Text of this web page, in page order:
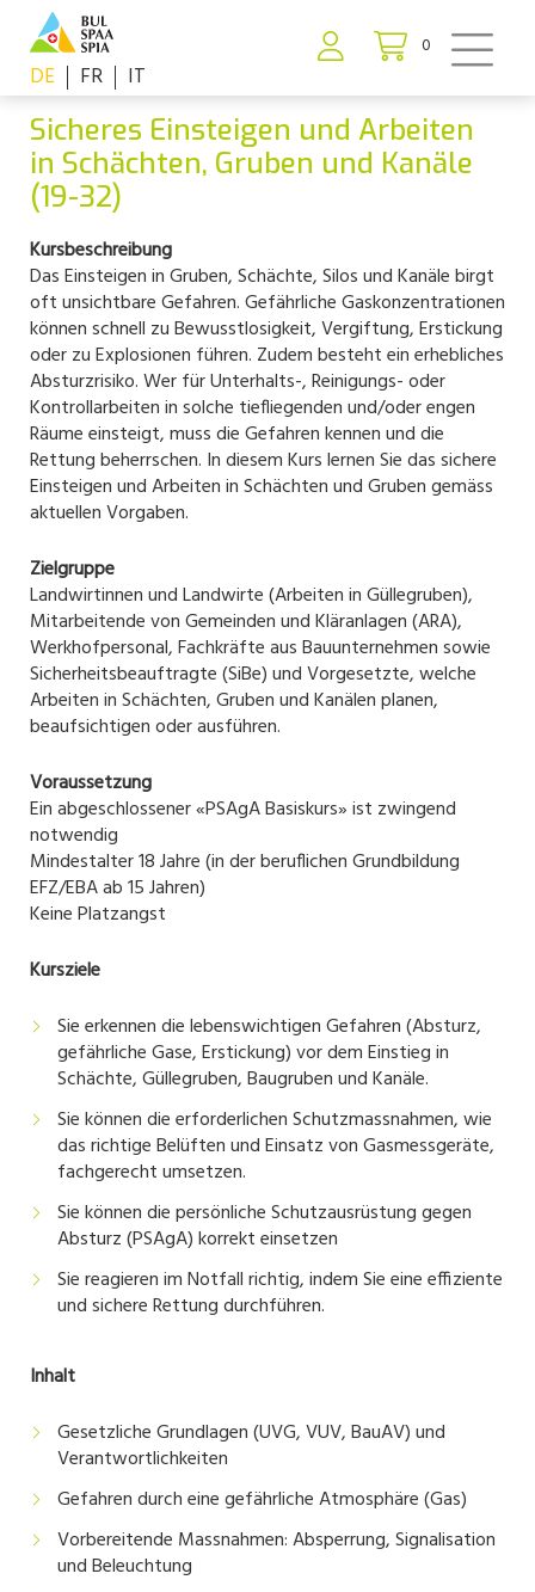
0
DE FR IT
Sicheres Einsteigen und Arbeiten
in Schächten, Gruben und Kanäle
(19-32)
Kursbeschreibung
Das Einsteigen in Gruben, Schächte, Silos und Kanäle birgt
oft unsichtbare Gefahren. Gefährliche Gaskonzentrationen
können schnell zu Bewusstlosigkeit, Vergiftung, Erstickung
oder zu Explosionen führen. Zudem besteht ein erhebliches
Absturzrisiko. Wer für Unterhalts-, Reinigungs- oder
Kontrollarbeiten in solche tiefliegenden und/oder engen
Räume einsteigt, muss die Gefahren kennen und die
Rettung beherrschen. In diesem Kurs lernen Sie das sichere
Einsteigen und Arbeiten in Schächten und Gruben gemäss
aktuellen Vorgaben.
Zielgruppe
Landwirtinnen und Landwirte (Arbeiten in Güllegruben),
Mitarbeitende von Gemeinden und Kläranlagen (ARA),
Werkhofpersonal, Fachkräfte aus Bauunternehmen sowie
Sicherheitsbeauftragte (SiBe) und Vorgesetzte, welche
Arbeiten in Schächten, Gruben und Kanälen planen,
beaufsichtigen oder ausführen.
Voraussetzung
Ein abgeschlossener «PSAgA Basiskurs» ist zwingend
notwendig
Mindestalter 18 Jahre (in der beruflichen Grundbildung
EFZ/EBA ab 15 Jahren)
Keine Platzangst
Kursziele
Sie erkennen die lebenswichtigen Gefahren (Absturz,
gefährliche Gase, Erstickung) vor dem Einstieg in
Schächte, Güllegruben, Baugruben und Kanäle.
Sie können die erforderlichen Schutzmassnahmen, wie
das richtige Belüften und Einsatz von Gasmessgeräte,
fachgerecht umsetzen.
Sie können die persönliche Schutzausrüstung gegen
Absturz (PSAgA) korrekt einsetzen
Sie reagieren im Notfall richtig, indem Sie eine effiziente
und sichere Rettung durchführen.
Inhalt
Gesetzliche Grundlagen (UVG, VUV, BauAV) und
Verantwortlichkeiten
Gefahren durch eine gefährliche Atmosphäre (Gas)
Vorbereitende Massnahmen: Absperrung, Signalisation
und Beleuchtung